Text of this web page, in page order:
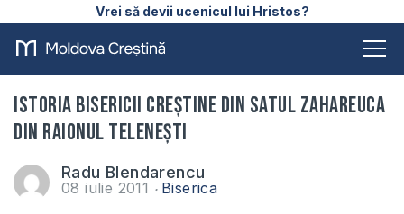
Vrei să devii ucenicul lui Hristos?
Istoria Bisericii Creștine din satul Zahareuca
din raionul Telenești
Radu Blendarencu
08 iulie 2011 Biserica